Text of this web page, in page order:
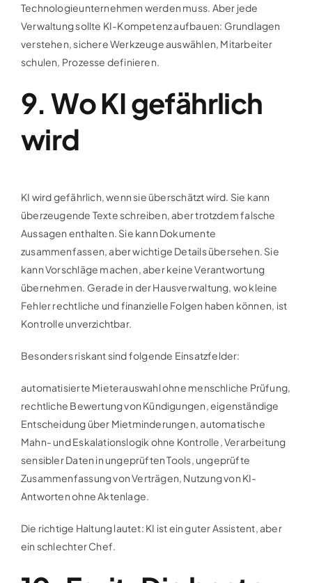
Technologieunternehmen werden muss. Aber jede
Verwaltung sollte KI-Kompetenz aufbauen: Grundlagen
verstehen, sichere Werkzeuge auswählen, Mitarbeiter
schulen, Prozesse definieren.
9. Wo KI gefährlich
wird
KI wird gefährlich, wenn sie überschätzt wird. Sie kann
überzeugende Texte schreiben, aber trotzdem falsche
Aussagen enthalten. Sie kann Dokumente
zusammenfassen, aber wichtige Details übersehen. Sie
kann Vorschläge machen, aber keine Verantwortung
übernehmen. Gerade in der Hausverwaltung, wo kleine
Fehler rechtliche und finanzielle Folgen haben können, ist
Kontrolle unverzichtbar.
Besonders riskant sind folgende Einsatzfelder:
automatisierte Mieterauswahl ohne menschliche Prüfung,
rechtliche Bewertung von Kündigungen, eigenständige
Entscheidung über Mietminderungen, automatische
Mahn- und Eskalationslogik ohne Kontrolle, Verarbeitung
sensibler Daten in ungeprüften Tools, ungeprüfte
Zusammenfassung von Verträgen, Nutzung von KI-
Antworten ohne Aktenlage.
Die richtige Haltung lautet: KI ist ein guter Assistent, aber
ein schlechter Chef.